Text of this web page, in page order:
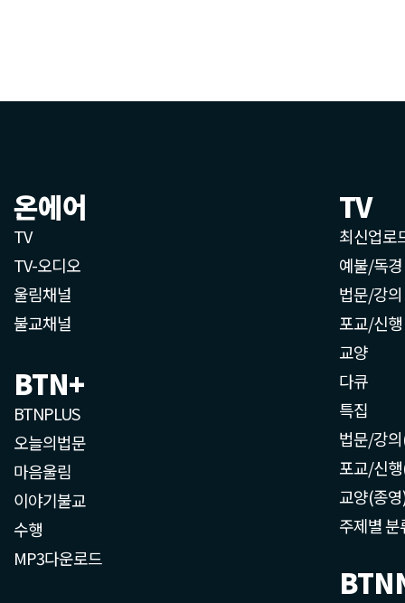
온에어
TV
TV-오디오
울림채널
불교채널
BTN+
BTNPLUS
오늘의법문
마음울림
이야기불교
수행
MP3다운로드
TV
최신업로
예불/독경
법문/강의
포교/신행
교양
다큐
특집
법문/강
포교/신
교양(종
주제별 분